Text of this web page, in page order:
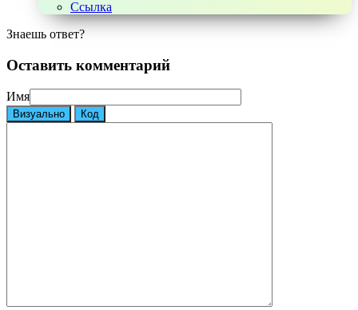
Ссылка
Знаешь ответ?
Оставить комментарий
Имя
Визуально Код